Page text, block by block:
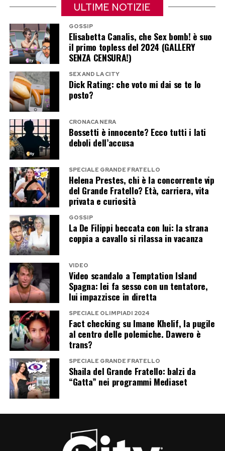
vera sfida non è smettere di comprare online,
ma farlo con maggiore consapevolezza.
Post Views: 728
ULTIME NOTIZIE
GOSSIP
Elisabetta Canalis, che Sex bomb! è suo
il primo topless del 2024 (GALLERY
SENZA CENSURA!)
SEX AND LA CITY
Dick Rating: che voto mi dai se te lo
posto?
CRONACA NERA
Bossetti è innocente? Ecco tutti i lati
deboli dell’accusa
SPECIALE GRANDE FRATELLO
Helena Prestes, chi è la concorrente vip
del Grande Fratello? Età, carriera, vita
privata e curiosità
GOSSIP
La De Filippi beccata con lui: la strana
coppia a cavallo si rilassa in vacanza
VIDEO
Video scandalo a Temptation Island
Spagna: lei fa sesso con un tentatore,
lui impazzisce in diretta
SPECIALE OLIMPIADI 2024
Fact checking su Imane Khelif, la pugile
al centro delle polemiche. Davvero è
trans?
SPECIALE GRANDE FRATELLO
Shaila del Grande Fratello: balzi da
“Gatta” nei programmi Mediaset